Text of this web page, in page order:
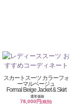
スカートスーツ カラーフォ
ーマルベージュ
Formal Beige Jacket & Skirt
通常価格
78,000円(税別)